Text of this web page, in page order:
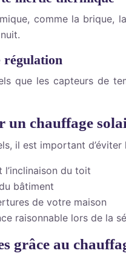
comme la brique,
régulation
que les capteurs de
un chauffage
il est important d’éviter
l’inclinaison du toit
bâtiment
de votre maison
raisonnable lors de la
grâce au